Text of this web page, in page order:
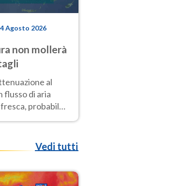
4 Agosto 2026
non mollerà
al
flusso di aria
probabile
Vedi tutti